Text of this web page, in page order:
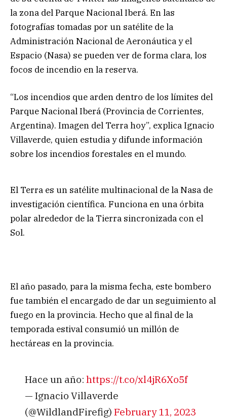
la zona del Parque Nacional Iberá. En las
fotografías tomadas por un satélite de la
Administración Nacional de Aeronáutica y el
Espacio (Nasa) se pueden ver de forma clara, los
focos de incendio en la reserva.
“Los incendios que arden dentro de los límites del
Parque Nacional Iberá (Provincia de Corrientes,
Argentina). Imagen del Terra hoy”, explica Ignacio
Villaverde, quien estudia y difunde información
sobre los incendios forestales en el mundo.
El Terra es un satélite multinacional de la Nasa de
investigación científica. Funciona en una órbita
polar alrededor de la Tierra sincronizada con el
Sol.
El año pasado, para la misma fecha, este bombero
fue también el encargado de dar un seguimiento al
fuego en la provincia. Hecho que al final de la
temporada estival consumió un millón de
hectáreas en la provincia.
Hace un año: https://t.co/xl4jR6Xo5f
— Ignacio Villaverde
(@WildlandFirefig) February 11, 2023